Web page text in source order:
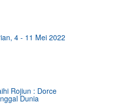
4 - 11 Mei 2022
Rojiun : Dorce
Dunia